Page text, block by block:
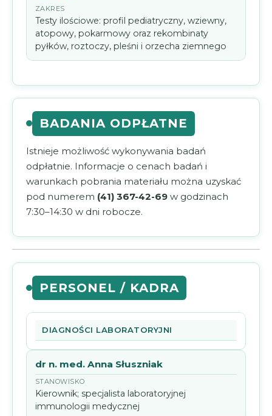
Testy ilościowe: profil pediatryczny, wziewny,
atopowy, pokarmowy oraz rekombinaty
pyłków, roztoczy, pleśni i orzecha ziemnego
BADANIA ODPŁATNE
Istnieje możliwość wykonywania badań
odpłatnie. Informacje o cenach badań i
warunkach pobrania materiału można uzyskać
pod numerem (41) 367-42-69 w godzinach
7:30–14:30 w dni robocze.
PERSONEL / KADRA
DIAGNOŚCI LABORATORYJNI
dr n. med. Anna Słuszniak
Kierownik; specjalista laboratoryjnej
immunologii medycznej